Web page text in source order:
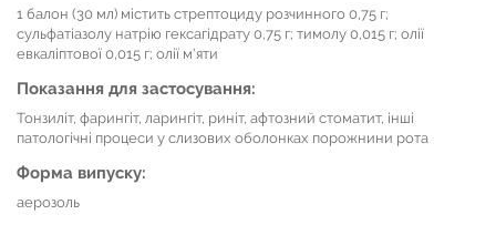
1 балон (30 мл) містить стрептоциду розчинного 0,75 г;
сульфатіазолу натрію гексагідрату 0,75 г; тимолу 0,015 г; олії
евкаліптової 0,015 г; олії м'яти
Показання для застосування:
Тонзиліт, фарингіт, ларингіт, риніт, афтозний стоматит, інші
патологічні процеси у слизових оболонках порожнини рота
Форма випуску:
аерозоль